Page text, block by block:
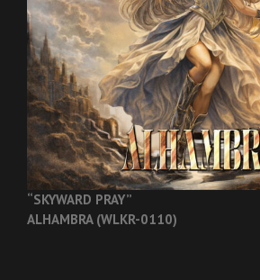
“SKYWARD PRAY”
ALHAMBRA (WLKR-0110)